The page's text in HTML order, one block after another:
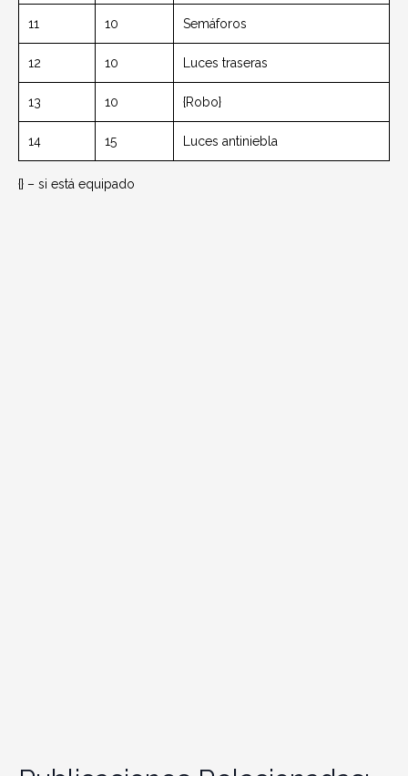
11 10 Semáforos
12 10 Luces traseras
13 10 {Robo}
14 15 Luces antiniebla
{} – si está equipado